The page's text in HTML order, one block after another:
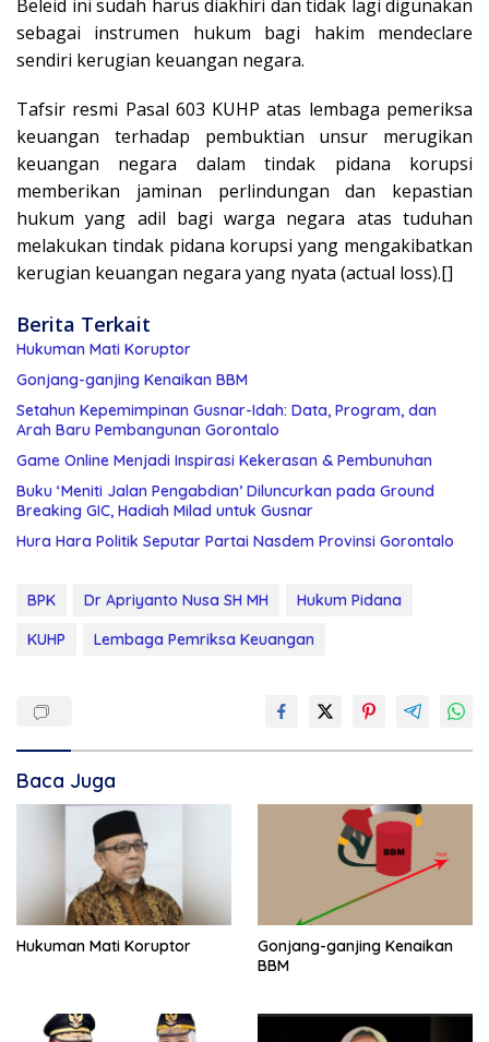
Beleid ini sudah harus diakhiri dan tidak lagi digunakan
sebagai instrumen hukum bagi hakim mendeclare
sendiri kerugian keuangan negara.
Tafsir resmi Pasal 603 KUHP atas lembaga pemeriksa
keuangan terhadap pembuktian unsur merugikan
keuangan negara dalam tindak pidana korupsi
memberikan jaminan perlindungan dan kepastian
hukum yang adil bagi warga negara atas tuduhan
melakukan tindak pidana korupsi yang mengakibatkan
kerugian keuangan negara yang nyata (actual loss).[]
Berita Terkait
Hukuman Mati Koruptor
Gonjang-ganjing Kenaikan BBM
Setahun Kepemimpinan Gusnar-Idah: Data, Program, dan
Arah Baru Pembangunan Gorontalo
Game Online Menjadi Inspirasi Kekerasan & Pembunuhan
Buku ‘Meniti Jalan Pengabdian’ Diluncurkan pada Ground
Breaking GIC, Hadiah Milad untuk Gusnar
Hura Hara Politik Seputar Partai Nasdem Provinsi Gorontalo
BPK Dr Apriyanto Nusa SH MH
Hukum Pidana
KUHP
Lembaga Pemriksa Keuangan
Baca Juga
Hukuman Mati Koruptor
Gonjang-ganjing Kenaikan
BBM